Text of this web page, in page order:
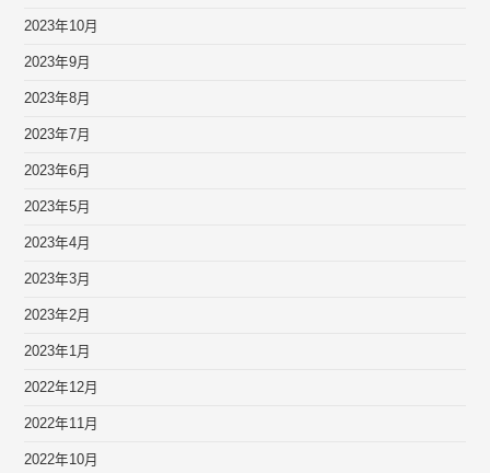
2023年10月
2023年9月
2023年8月
2023年7月
2023年6月
2023年5月
2023年4月
2023年3月
2023年2月
2023年1月
2022年12月
2022年11月
2022年10月